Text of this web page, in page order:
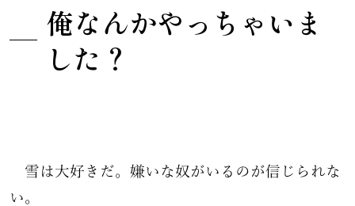
イチカ BEFORE AFTER
ベニ
ホオリ BEFORE AFTER
俺なんかやっちゃいま
した？
雪は大好きだ。嫌いな奴がいるのが信じられな
い。